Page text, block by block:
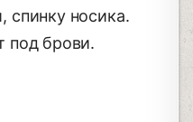
спинку носика.
под брови.